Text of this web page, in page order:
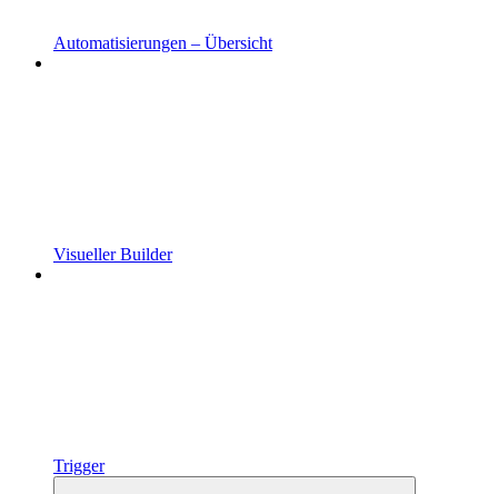
Automatisierungen – Übersicht
Visueller Builder
Trigger